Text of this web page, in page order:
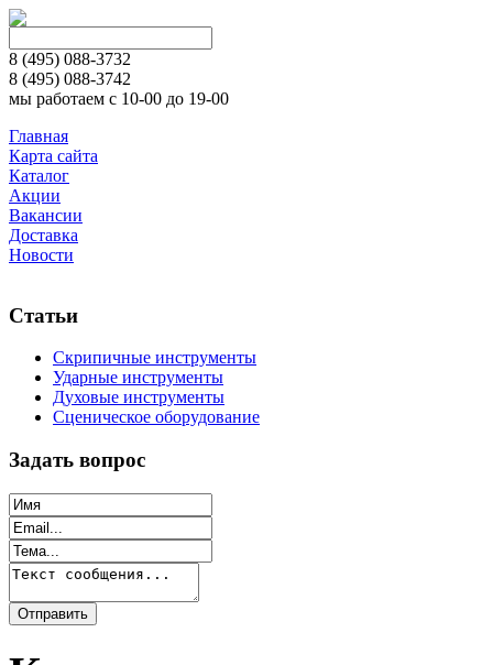
8 (495) 088-3732
8 (495) 088-3742
мы работаем с 10-00 до 19-00
Главная
Карта сайта
Каталог
Акции
Вакансии
Доставка
Новости
Статьи
Скрипичные инструменты
Ударные инструменты
Духовые инструменты
Сценическое оборудование
Задать вопрос